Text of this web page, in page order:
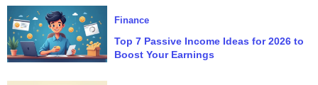
Finance
Top 7 Passive Income Ideas for 2026 to
Boost Your Earnings